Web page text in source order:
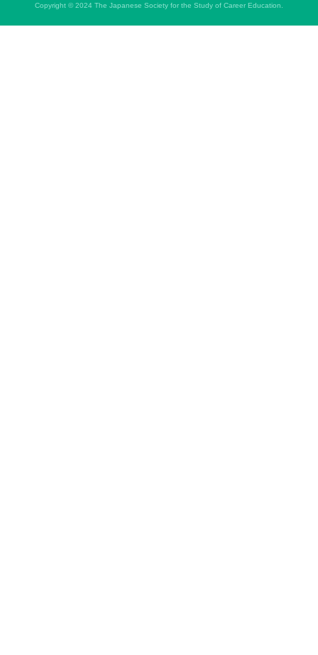
Copyright © 2024 The Japanese Society for the Study of Career Education.